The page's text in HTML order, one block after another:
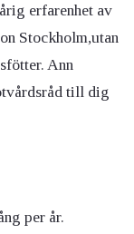
erfarenhet av
Stockholm,utan
Ann
till dig
per år.